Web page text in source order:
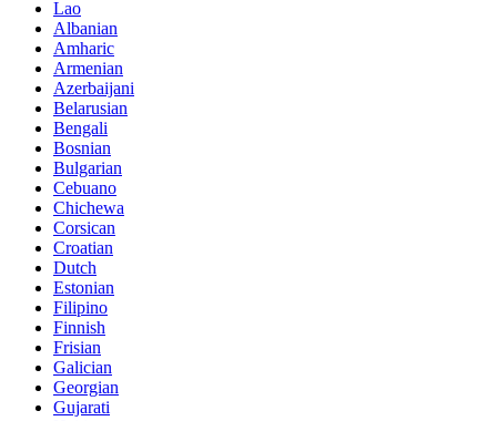
Lao
Albanian
Amharic
Armenian
Azerbaijani
Belarusian
Bengali
Bosnian
Bulgarian
Cebuano
Chichewa
Corsican
Croatian
Dutch
Estonian
Filipino
Finnish
Frisian
Galician
Georgian
Gujarati